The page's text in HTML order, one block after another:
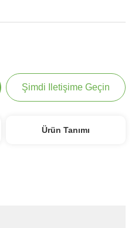
Şimdi Iletişime Geçin
Ürün Tanımı